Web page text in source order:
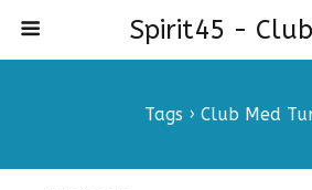
Spirit45 -
Tags › Club Med